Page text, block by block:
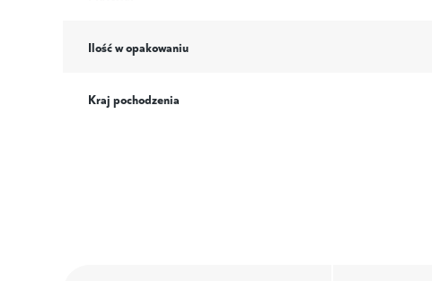
Ilość w opakowaniu
Kraj pochodzenia